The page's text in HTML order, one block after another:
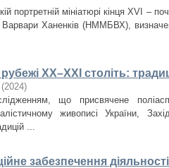
портретній мініатюрі кінця XVI –
Ханенків (НММБВХ),
ХХ–ХХІ століть:
(2024)
що присвячене
живописі України,
...
забезпечення